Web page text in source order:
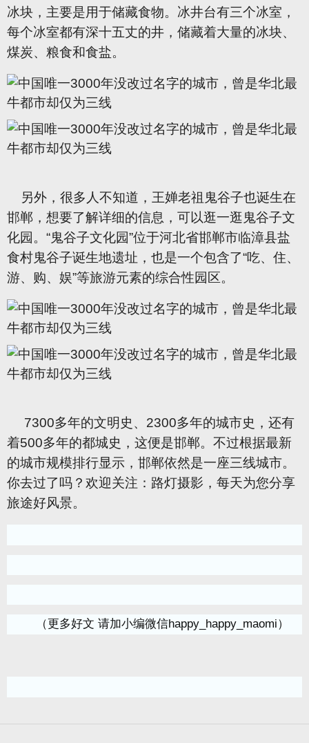
冰块，主要是用于储藏食物。冰井台有三个冰室，
每个冰室都有深十五丈的井，储藏着大量的冰块、
煤炭、粮食和食盐。
另外，很多人不知道，王婵老祖鬼谷子也诞生在
邯郸，想要了解详细的信息，可以逛一逛鬼谷子文
化园。“鬼谷子文化园”位于河北省邯郸市临漳县盐
食村鬼谷子诞生地遗址，也是一个包含了“吃、住、
游、购、娱”等旅游元素的综合性园区。
7300多年的文明史、2300多年的城市史，还有
着500多年的都城史，这便是邯郸。不过根据最新
的城市规模排行显示，邯郸依然是一座三线城市。
你去过了吗？欢迎关注：路灯摄影，每天为您分享
旅途好风景。
（更多好文 请加小编微信happy_happy_maomi）